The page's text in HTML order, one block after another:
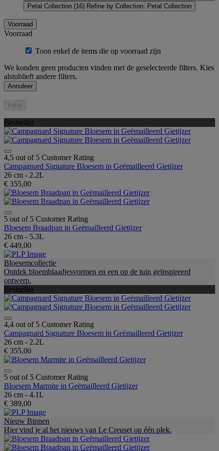
Petal Collection (16) Refine by Collection: Petal Collection
Voorraad
Voorraad
Toon enkel de items die op voorraad zijn
We konden geen producten vinden met de geselecteerde filters. Kies
alstublieft andere filters.
Annuleer
Filter
Bestseller
4,5 out of 5 Customer Rating
Campagnard Signature Bloesem in Geëmailleerd Gietijzer
26 cm - 2.2L
€ 355,00
5 out of 5 Customer Rating
Bloesem Braadpan in Geëmailleerd Gietijzer
26 cm - 5.3L
€ 449,00
Bloesemcollectie
Ontdek bloemblaadjesvormen en een op de tuin geïnspireerd
ontwerp.
Bestseller
4,4 out of 5 Customer Rating
Campagnard Signature Bloesem in Geëmailleerd Gietijzer
26 cm - 2.2L
€ 355,00
5 out of 5 Customer Rating
Bloesem Marmite in Geëmailleerd Gietijzer
26 cm - 4.1L
€ 389,00
Nieuw Binnen
Hier vind je al het nieuws van Le Creuset op één plek.